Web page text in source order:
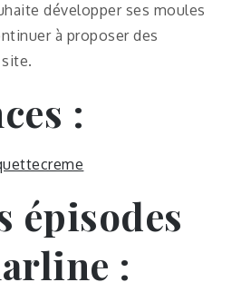
développer ses moules
à proposer des
:
épisodes
: